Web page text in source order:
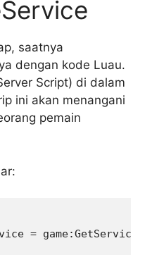
saatnya
dengan kode Luau.
Script) di dalam
ini akan menangani
pemain
=